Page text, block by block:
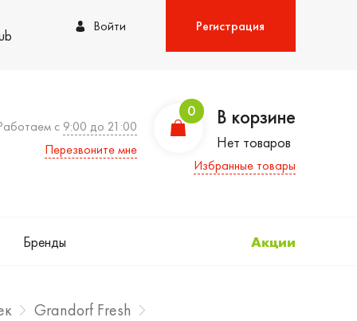
Войти Регистрация
с 9:00 до 21:00
Перезвоните мне
0 В корзине
Нет товаров
Избранные товары
Бренды Акции
Grandorf Fresh